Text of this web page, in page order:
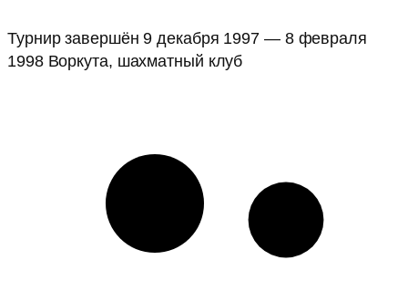
Турнир завершён 9 декабря 1997 — 8 февраля
1998 Воркута, шахматный клуб